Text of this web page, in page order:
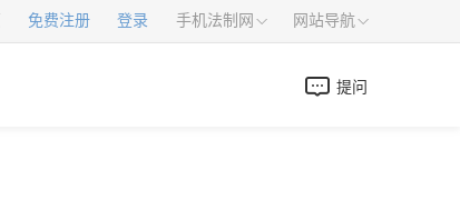
免费注册 登录 手机法制网 网站导航
提问